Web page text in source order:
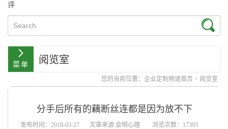
评
阅览室
您的当前位置： 企业定制频道首页 > 阅览室
分手后所有的藕断丝连都是因为放不下
发布时间：2018-03-27 文章来源:会明心理
浏览次数：17393